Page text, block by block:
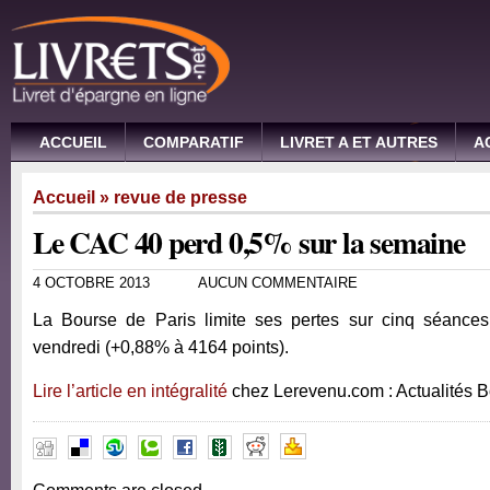
ACCUEIL COMPARATIF LIVRET A ET AUTRES
Accueil » revue de presse
Le CAC 40 perd 0,5% sur la semaine
4 OCTOBRE 2013 AUCUN COMMENTAIRE
La Bourse de Paris limite ses pertes sur cinq
vendredi (+0,88% à 4164 points).
Lire l’article en intégralité chez Lerevenu.com : Actualités